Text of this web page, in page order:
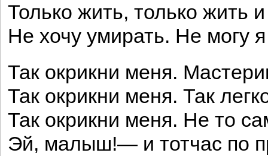
Только жить, только жить
Не хочу умирать. Не могу
Так окрикни меня.
Так окрикни меня. Так
Так окрикни меня. Не то
Эй, малыш!— и тотчас по